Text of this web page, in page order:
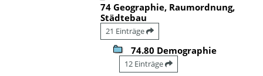
74 Geographie, Raumordnung,
Städtebau
21 Einträge
74.80 Demographie
12 Einträge